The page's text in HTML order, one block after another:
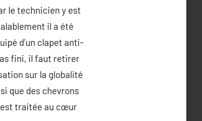
le technicien y est
il a été
d’un clapet anti-
fini, il faut retirer
sur la globalité
que des chevrons
est traitée au cœur